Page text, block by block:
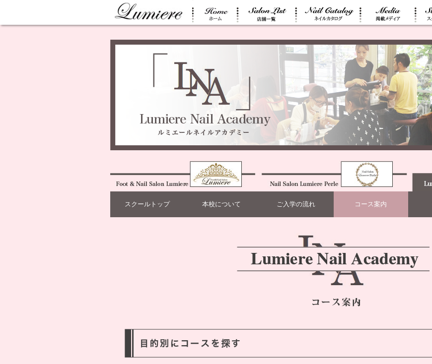
スクールトップ 本校について ご入学の流れ コース案内